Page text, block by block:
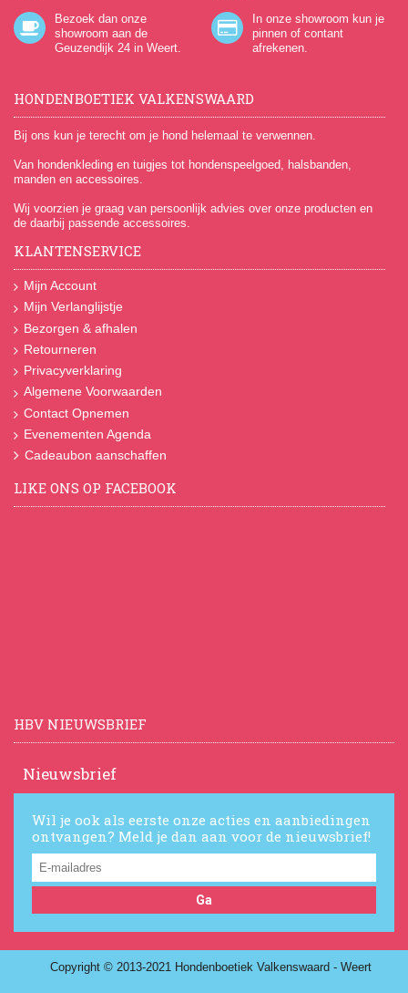
Bezoek dan onze
showroom aan de
Geuzendijk 24 in Weert.
In onze showroom kun je
pinnen of contant
afrekenen.
HONDENBOETIEK VALKENSWAARD
Bij ons kun je terecht om je hond helemaal te verwennen.
Van hondenkleding en tuigjes tot hondenspeelgoed, halsbanden,
manden en accessoires.
Wij voorzien je graag van persoonlijk advies over onze producten en
de daarbij passende accessoires.
KLANTENSERVICE
Mijn Account
Mijn Verlanglijstje
Bezorgen & afhalen
Retourneren
Privacyverklaring
Algemene Voorwaarden
Contact Opnemen
Evenementen Agenda
Cadeaubon aanschaffen
LIKE ONS OP FACEBOOK
HBV NIEUWSBRIEF
Nieuwsbrief
Wil je ook als eerste onze acties en aanbiedingen
ontvangen? Meld je dan aan voor de nieuwsbrief!
Ga
Copyright © 2013-2021 Hondenboetiek Valkenswaard - Weert